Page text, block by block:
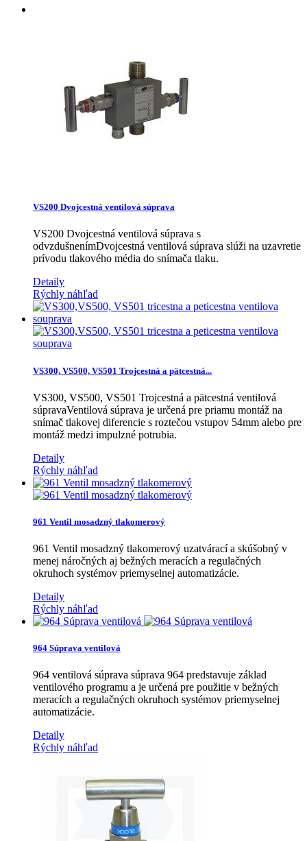
VS200 Dvojcestná ventilová súprava
VS200 Dvojcestná ventilová súprava s
odvzdušnenímDvojcestná ventilová súprava slúži na uzavretie
prívodu tlakového média do snímača tlaku.
Detaily
Rýchly náhľad
VS300, VS500, VS501 Trojcestná a pätcestná...
VS300, VS500, VS501 Trojcestná a pätcestná ventilová
súpravaVentilová súprava je určená pre priamu montáž na
snímač tlakovej diferencie s roztečou vstupov 54mm alebo pre
montáž medzi impulzné potrubia.
Detaily
Rýchly náhľad
961 Ventil mosadzný tlakomerový
961 Ventil mosadzný tlakomerový uzatvárací a skúšobný v
menej náročných aj bežných meracích a regulačných
okruhoch systémov priemyselnej automatizácie.
Detaily
Rýchly náhľad
964 Súprava ventilová
964 ventilová súprava súprava 964 predstavuje základ
ventilového programu a je určená pre použitie v bežných
meracích a regulačných okruhoch systémov priemyselnej
automatizácie.
Detaily
Rýchly náhľad